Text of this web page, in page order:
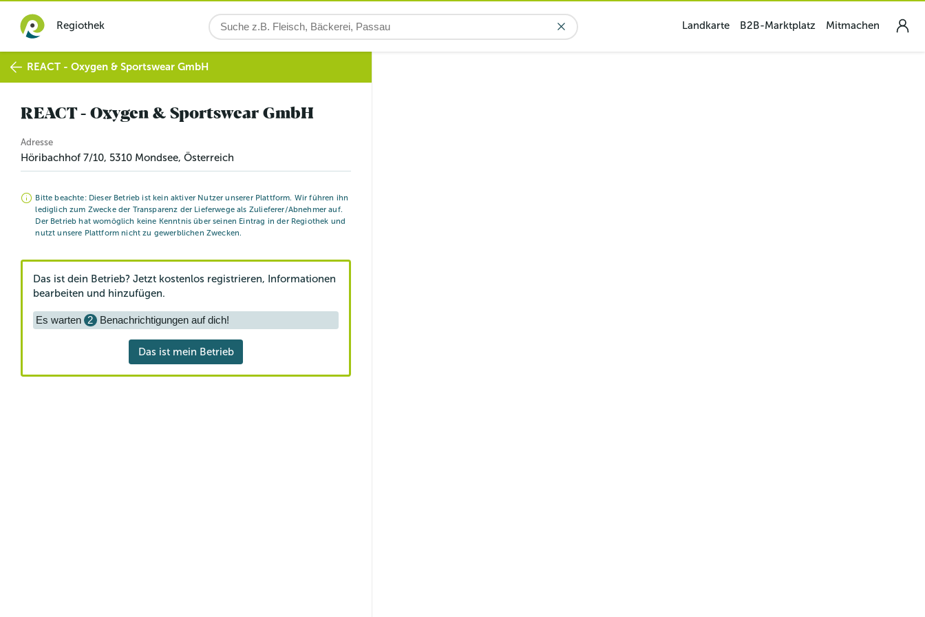
Regiothek Landkarte B2B-Marktplatz Mitmachen
REACT - Oxygen & Sportswear GmbH
REACT - Oxygen & Sportswear GmbH
Adresse
Höribachhof 7/10, 5310 Mondsee, Österreich
Bitte beachte: Dieser Betrieb ist kein aktiver Nutzer unserer Plattform. Wir führen ihn
lediglich zum Zwecke der Transparenz der Lieferwege als Zulieferer/Abnehmer auf.
Der Betrieb hat womöglich keine Kenntnis über seinen Eintrag in der Regiothek und
nutzt unsere Plattform nicht zu gewerblichen Zwecken.
Das ist dein Betrieb? Jetzt kostenlos registrieren, Informationen
bearbeiten und hinzufügen.
Es warten 2 Benachrichtigungen auf dich!
Das ist mein Betrieb